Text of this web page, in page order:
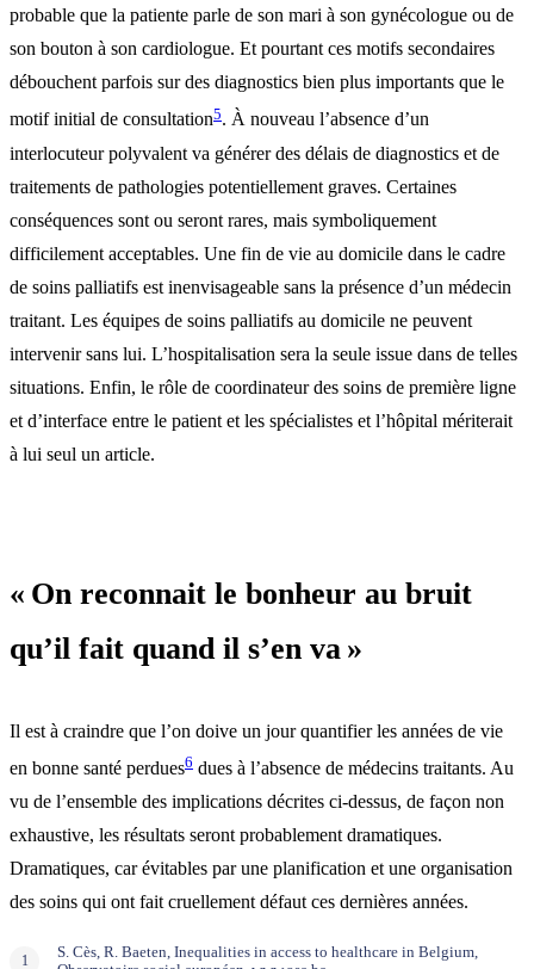
probable que la patiente parle de son mari à son gynécologue ou de
son bouton à son cardiologue. Et pourtant ces motifs secondaires
débouchent parfois sur des diagnostics bien plus importants que le
motif initial de consultation5. À nouveau l’absence d’un
interlocuteur polyvalent va générer des délais de diagnostics et de
traitements de pathologies potentiellement graves. Certaines
conséquences sont ou seront rares, mais symboliquement
difficilement acceptables. Une fin de vie au domicile dans le cadre
de soins palliatifs est inenvisageable sans la présence d’un médecin
traitant. Les équipes de soins palliatifs au domicile ne peuvent
intervenir sans lui. L’hospitalisation sera la seule issue dans de telles
situations. Enfin, le rôle de coordinateur des soins de première ligne
et d’interface entre le patient et les spécialistes et l’hôpital mériterait
à lui seul un article.
« On reconnait le bonheur au bruit
qu’il fait quand il s’en va »
Il est à craindre que l’on doive un jour quantifier les années de vie
en bonne santé perdues6 dues à l’absence de médecins traitants. Au
vu de l’ensemble des implications décrites ci-dessus, de façon non
exhaustive, les résultats seront probablement dramatiques.
Dramatiques, car évitables par une planification et une organisation
des soins qui ont fait cruellement défaut ces dernières années.
S. Cès, R. Baeten, Inequalities in access to healthcare in Belgium,